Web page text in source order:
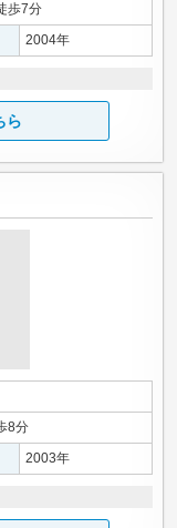
歩7分
2004年
ら
8分
2003年